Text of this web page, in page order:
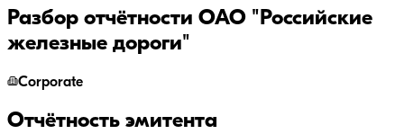
Разбор отчётности ОАО "Российские
железные дороги"
Corporate
Отчётность эмитента